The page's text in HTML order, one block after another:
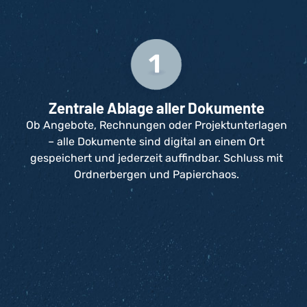
Zentrale Ablage aller Dokumente
Ob Angebote, Rechnungen oder Projektunterlagen
– alle Dokumente sind digital an einem Ort
gespeichert und jederzeit auffindbar. Schluss mit
Ordnerbergen und Papierchaos.